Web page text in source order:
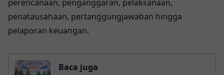
perencanaan, penganggaran, pelaksanaan,
penatausahaan, pertanggungjawaban hingga
pelaporan keuangan.
Baca juga